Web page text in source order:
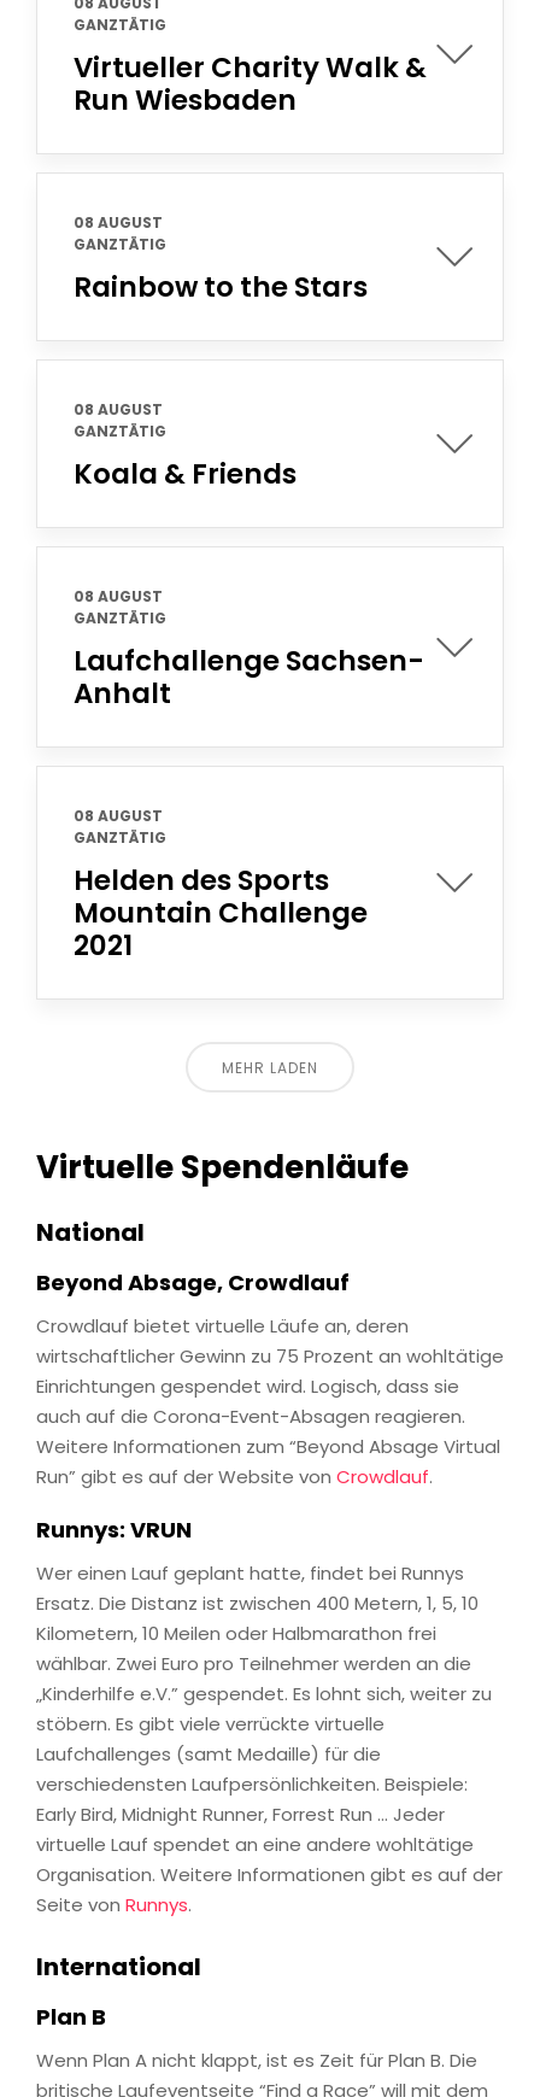
GANZTÄTIG
Virtueller Charity Walk &
Run Wiesbaden
08 AUGUST
GANZTÄTIG
Rainbow to the Stars
08 AUGUST
GANZTÄTIG
Koala & Friends
08 AUGUST
GANZTÄTIG
Laufchallenge Sachsen-
Anhalt
08 AUGUST
GANZTÄTIG
Helden des Sports
Mountain Challenge
2021
MEHR LADEN
Virtuelle Spendenläufe
National
Beyond Absage, Crowdlauf
Crowdlauf bietet virtuelle Läufe an, deren
wirtschaftlicher Gewinn zu 75 Prozent an wohltätige
Einrichtungen gespendet wird. Logisch, dass sie
auch auf die Corona-Event-Absagen reagieren.
Weitere Informationen zum “Beyond Absage Virtual
Run” gibt es auf der Website von Crowdlauf.
Runnys: VRUN
Wer einen Lauf geplant hatte, findet bei Runnys
Ersatz. Die Distanz ist zwischen 400 Metern, 1, 5, 10
Kilometern, 10 Meilen oder Halbmarathon frei
wählbar. Zwei Euro pro Teilnehmer werden an die
„Kinderhilfe e.V.” gespendet. Es lohnt sich, weiter zu
stöbern. Es gibt viele verrückte virtuelle
Laufchallenges (samt Medaille) für die
verschiedensten Laufpersönlichkeiten. Beispiele:
Early Bird, Midnight Runner, Forrest Run … Jeder
virtuelle Lauf spendet an eine andere wohltätige
Organisation. Weitere Informationen gibt es auf der
Seite von Runnys.
International
Plan B
Wenn Plan A nicht klappt, ist es Zeit für Plan B. Die
britische Laufeventseite “Find a Race” will mit dem